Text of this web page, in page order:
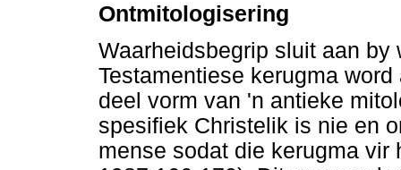
Ontmitologisering
Waarheidsbegrip sluit aan
Testamentiese kerugma
deel vorm van 'n antieke
spesifiek Christelik is nie en
mense sodat die kerugma